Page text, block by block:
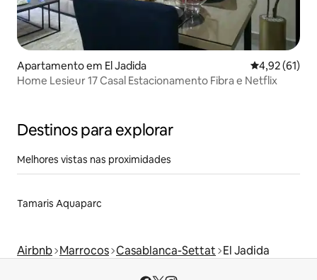
Apartamento em El Jadida Classificação
4,92 (61)
Home Lesieur 17 Casal Estacionamento Fibra e Netflix
Destinos para explorar
Melhores vistas nas proximidades
Tamaris Aquaparc
Airbnb Marrocos Casablanca-Settat El Jadida